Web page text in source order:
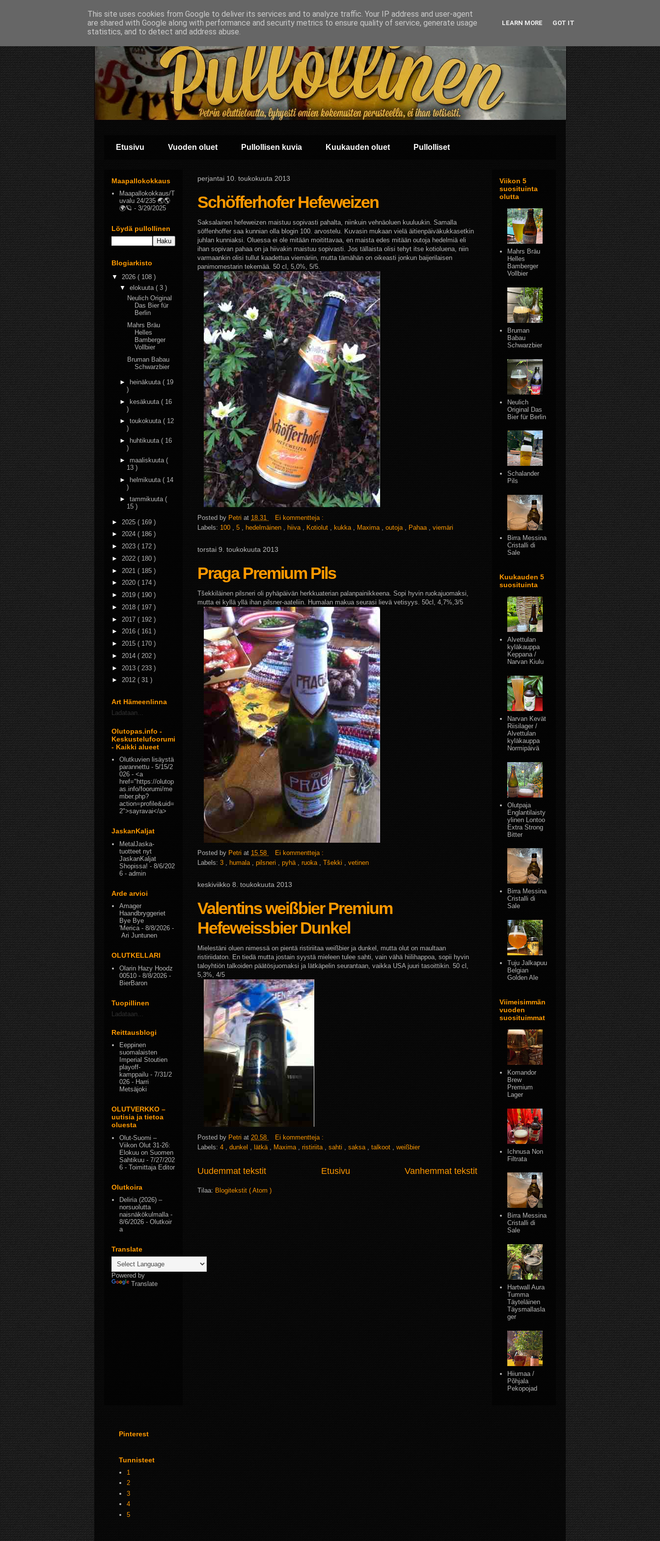
Etusivu Vuoden oluet Pullollisen kuvia Kuukauden oluet Pullolliset
perjantai 10. toukokuuta 2013
Schöfferhofer Hefeweizen
Saksalainen hefeweizen maistuu sopivasti pahalta, niinkuin vehnäoluen kuuluukin. Samalla
söffenhoffer saa kunnian olla blogin 100. arvostelu. Kuvasin mukaan vielä äitienpäiväkukkasetkin
juhlan kunniaksi. Oluessa ei ole mitään moitittavaa, en maista edes mitään outoja hedelmiä eli
ihan sopivan pahaa on ja hiivakin maistuu sopivasti. Jos tällaista olisi tehyt itse kotioluena, niin
varmaankin olisi tullut kaadettua viemäriin, mutta tämähän on oikeasti jonkun baijerilaisen
panimomestarin tekemää. 50 cl, 5,0%, 5/5.
Posted by Petri at 18.31
Ei kommentteja :
Labels: 100 5 hedelmäinen hiiva Kotiolut kukka Maxima outoja Pahaa viemäri
torstai 9. toukokuuta 2013
Praga Premium Pils
Tšekkiläinen pilsneri oli pyhäpäivän herkkuaterian palanpainikkeena. Sopi hyvin ruokajuomaksi,
mutta ei kyllä yllä ihan pilsner-aateliin. Humalan makua seurasi lievä vetisyys. 50cl, 4,7%,3/5
Posted by Petri at 15.58
Ei kommentteja :
Labels: 3 , humala , pilsneri , pyhä , ruoka , Tšekki , vetinen
keskiviikko 8. toukokuuta 2013
Valentins weißbier Premium
Hefeweissbier Dunkel
Mielestäni oluen nimessä on pientä ristiriitaa weißbier ja dunkel, mutta olut on maultaan
ristiriidaton. En tiedä mutta jostain syystä mieleen tulee sahti, vain vähä hiilihappoa, sopii hyvin
taloyhtiön talkoiden päätösjuomaksi ja lätkäpelin seurantaan, vaikka USA juuri tasoittikin. 50 cl,
5,3%, 4/5
Posted by Petri at 20.58
Ei kommentteja :
Labels: 4 dunkel lätkä Maxima ristiriita sahti saksa talkoot weißbier
Uudemmat tekstit Vanhemmat tekstit
Etusivu
Tilaa: Blogitekstit ( Atom )
Maapallokokkaus
Maapallokokkaus/T
uvalu 24/235 🌏🌎
🌍🪐 - 3/29/2025
Löydä pullollinen
Blogiarkisto
▼ 2026 ( 108 )
▼ elokuuta ( 3 )
Neulich Original
Das Bier für
Berlin
Mahrs Bräu
Helles
Bamberger
Vollbier
Bruman Babau
Schwarzbier
► heinäkuuta ( 19
)
► kesäkuuta ( 16
)
► toukokuuta ( 12
)
►
huhtikuuta ( 16
)
► maaliskuuta (
13 )
► helmikuuta ( 14
)
► tammikuuta (
15 )
► 2025 ( 169 )
► 2024 ( 186 )
► 2023 ( 172 )
► 2022 ( 180 )
► 2021 ( 185 )
► 2020 ( 174 )
► 2019 ( 190 )
► 2018 ( 197 )
► 2017 ( 192 )
► 2016 ( 161 )
► 2015 ( 170 )
► 2014 ( 202 )
► 2013 ( 233 )
► 2012 ( 31 )
Art Hämeenlinna
Ladataan...
Olutopas.info -
Keskustelufoorumi
- Kaikki alueet
Olutkuvien lisäystä
parannettu - 5/15/2
026 - <a
href="https://olutop
as.info/foorumi/me
mber.php?
action=profile&uid=
2">sayravai</a>
JaskanKaljat
MetalJaska-
tuotteet nyt
JaskanKaljat
Shopissa! - 8/6/202
6 - admin
Arde arvioi
Amager
Haandbryggeriet
Bye Bye
'Merica- 8/8/2026 -
Ari Juntunen
OLUTKELLARI
Olarin Hazy Hoodz
00510 - 8/8/2026 -
BierBaron
Tuopillinen
Ladataan...
Reittausblogi
Eeppinen
suomalaisten
Imperial Stoutien
playoff-
kamppailu - 7/31/2
026 - Harri
Metsäjoki
OLUTVERKKO –
uutisia ja tietoa
oluesta
Olut-Suomi –
Viikon Olut 31-26:
Elokuu on Suomen
Sahtikuu - 7/27/202
6 - Toimittaja Editor
Olutkoira
Deliria (2026) –
norsuolutta
naisnäkökulmalla-
8/6/2026 - Olutkoir
a
Translate
Powered by
Translate
Viikon 5
suosituinta
olutta
Mahrs Bräu
Helles
Bamberger
Vollbier
Bruman
Babau
Schwarzbier
Neulich
Original Das
Bier für Berlin
Schalander
Pils
Birra Messina
Cristalli di
Sale
Kuukauden 5
suosituinta
Alvettulan
kyläkauppa
Keppana /
Narvan Kiulu
Narvan Kevät
Riisilager /
Alvettulan
kyläkauppa
Normipäivä
Olutpaja
Englantilaisty
ylinen Lontoo
Extra Strong
Bitter
Birra Messina
Cristalli di
Sale
Tuju Jalkapuu
Belgian
Golden Ale
Viimeisimmän
vuoden
suosituimmat
Komandor
Brew
Premium
Lager
Ichnusa Non
Filtrata
Birra Messina
Cristalli di
Sale
Hartwall Aura
Tumma
Täyteläinen
Täysmallasla
ger
Hiiumaa /
Põhjala
Pekopojad
Pinterest
Tunnisteet
1
2
3
4
5
This site uses cookies from Google to deliver its services and to analyze traffic. Your IP address and user-agent
are shared with Google along with performance and security metrics to ensure quality of service, generate usage
statistics, and to detect and address abuse.
LEARN MORE GOT IT